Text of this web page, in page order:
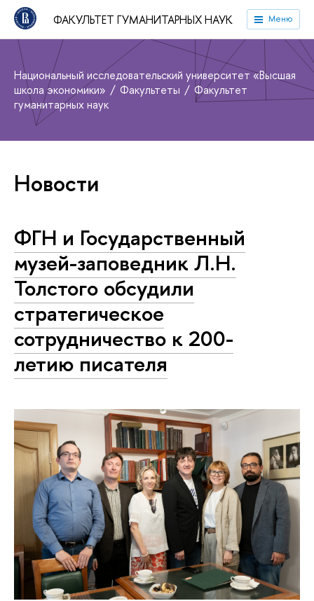
ФАКУЛЬТЕТ ГУМАНИТАРНЫХ НАУК Меню
Национальный исследовательский университет «Высшая
школа экономики»
Факультеты
Факультет
гуманитарных наук
Новости
ФГН и Государственный
музей-заповедник Л.Н.
Толстого обсудили
стратегическое
сотрудничество к 200-
летию писателя